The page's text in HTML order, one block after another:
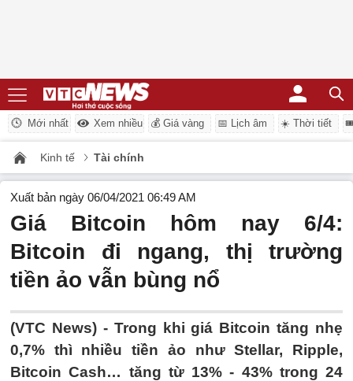
Mới nhất Xem nhiều 💰 Giá vàng 📅 Lịch âm ☀️ Thời tiết
Kinh tế Tài chính
Xuất bản ngày 06/04/2021 06:49 AM
Giá Bitcoin hôm nay 6/4:
Bitcoin đi ngang, thị trường
tiền ảo vẫn bùng nổ
(VTC News) - Trong khi giá Bitcoin tăng nhẹ
0,7% thì nhiều tiền ảo như Stellar, Ripple,
Bitcoin Cash… tăng từ 13% - 43% trong 24